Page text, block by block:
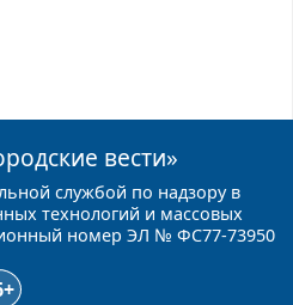
вести»
службой по надзору в
технологий и массовых
номер ЭЛ № ФС77-73950